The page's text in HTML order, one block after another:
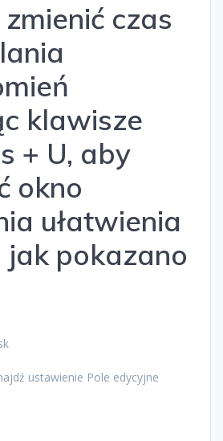
czas
klawisze
+ U, aby
okno
ułatwienia
jak pokazano
ustawienie Pole edycyjne